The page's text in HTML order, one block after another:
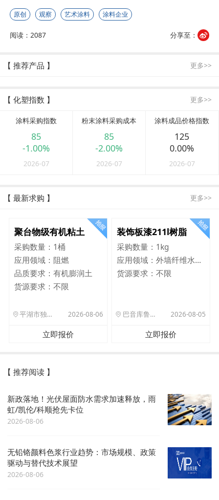
原创 观察 艺术涂料 涂料企业
阅读：2087 分享至：
【 推荐产品 】 更多>>
【 化塑指数 】 更多>>
涂料采购指数
85
-1.00%
2026-07
粉末涂料采购成本
85
-2.00%
2026-07
涂料成品价格指数
125
0.00%
2026-07
【 最新求购 】 更多>>
聚台物级有机粘土
采购数量： 1桶
应用领域： 阻燃
品质要求： 有机膨润土
货源要求： 不限
平湖市独山港镇集港路 589 号 2026-08-06
立即报价
装饰板漆211l树脂
采购数量： 1kg
应用领域：
外墙纤维水泥板
货源要求：不限
巴音库鲁提镇,托帕口岸六号库房 2026-08-05
立即报价
【 推荐阅读 】
新政落地！光伏屋面防水需求加速释放，雨
虹/凯伦/科顺抢先卡位
2026-08-06
无铅铬颜料色浆行业趋势：市场规模、政策
驱动与替代技术展望
2026-08-06